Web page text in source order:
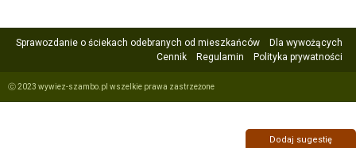
Sprawozdanie o ściekach odebranych od mieszkańców
Dla wywożących
Cennik
Regulamin Polityka prywatności
ⓒ 2023 wywiez-szambo.pl wszelkie prawa zastrzeżone
Dodaj sugestię